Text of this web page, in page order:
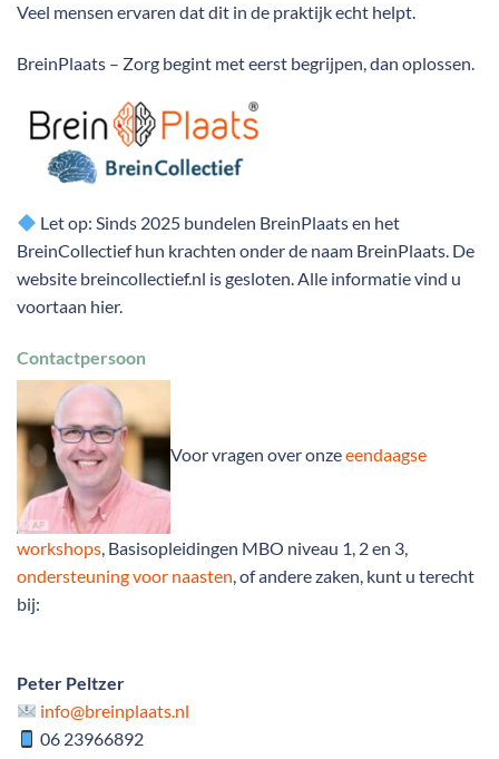
Veel mensen ervaren dat dit in de praktijk echt helpt.
BreinPlaats – Zorg begint met eerst begrijpen, dan oplossen.
Let op: Sinds 2025 bundelen BreinPlaats en het
BreinCollectief hun krachten onder de naam BreinPlaats. De
website breincollectief.nl is gesloten. Alle informatie vind u
voortaan hier.
Contactpersoon
Voor vragen over onzeeendaagse
workshops, Basisopleidingen MBO niveau 1, 2 en 3,
ondersteuning voor naasten, of andere zaken, kunt u terecht
bij:
Peter Peltzer
info@breinplaats.nl
06 23966892